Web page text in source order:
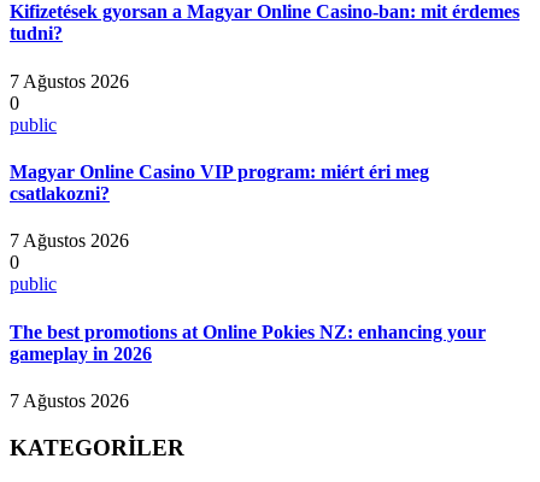
Kifizetések gyorsan a Magyar Online Casino-ban: mit érdemes
tudni?
7 Ağustos 2026
0
public
Magyar Online Casino VIP program: miért éri meg
csatlakozni?
7 Ağustos 2026
0
public
The best promotions at Online Pokies NZ: enhancing your
gameplay in 2026
7 Ağustos 2026
KATEGORİLER